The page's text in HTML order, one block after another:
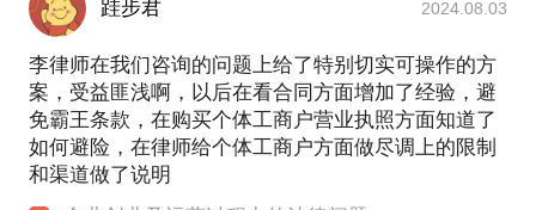
跬步君 2024.08.03
李律师在我们咨询的问题上给了特别切实可操作的方
案，受益匪浅啊，以后在看合同方面增加了经验，避
免霸王条款，在购买个体工商户营业执照方面知道了
如何避险，在律师给个体工商户方面做尽调上的限制
和渠道做了说明